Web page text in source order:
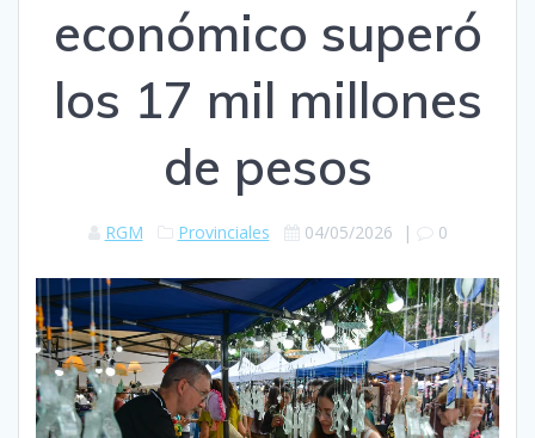
económico superó
los 17 mil millones
de pesos
RGM Provinciales 04/05/2026 | 0